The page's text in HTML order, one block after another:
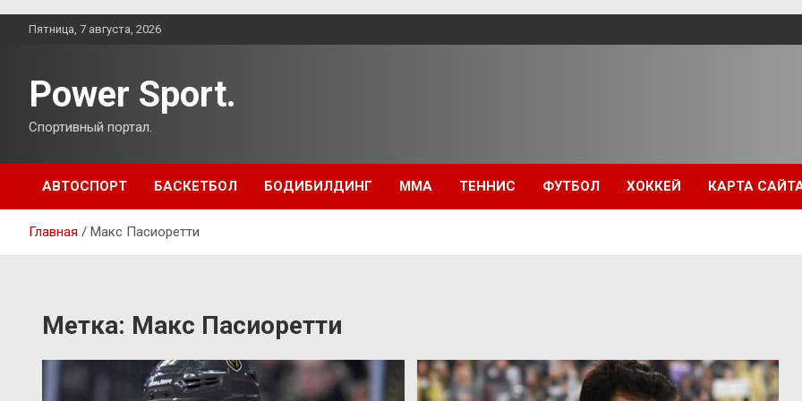
ПерейтиПятница, 7 августа, 2026
Power Sport.
Спортивный портал.
АВТОСПОРТ БАСКЕТБОЛ БОДИБИЛДИНГ ММА ТЕННИС ФУТБОЛ ХОККЕЙ КАРТА
Главная Макс Пасиоретти
Метка: Макс Пасиоретти